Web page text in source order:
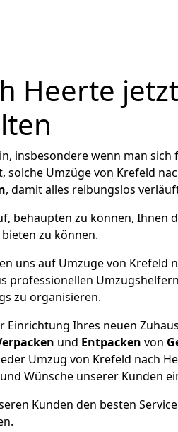
Heerte
insbesondere wenn man
Umzüge von Krefeld
, damit alles reibungslos
behaupten zu können, Ihnen
zu können.
uns auf Umzüge von Krefeld
professionellen
zu organisieren.
Ihres neuen
und Entpacken von
Umzug von Krefeld nach
Wünsche unserer Kunden
Kunden den besten